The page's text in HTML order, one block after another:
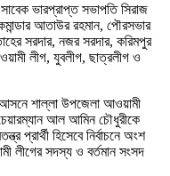
ভারপ্রাপ্ত সভাপতি সিরাজ
আতাউর রহমান, পৌরসভার
সরদার, নজর সরদার, করিমপুর
লীগ, যুবলীগ, ছাত্রলীগ ও
শাল্লা উপজেলা আওয়ামী
আল আমিন চৌধুরীকে
প্রার্থী হিসেবে নির্বাচনে অংশ
লীগের সদস্য ও বর্তমান সংসদ